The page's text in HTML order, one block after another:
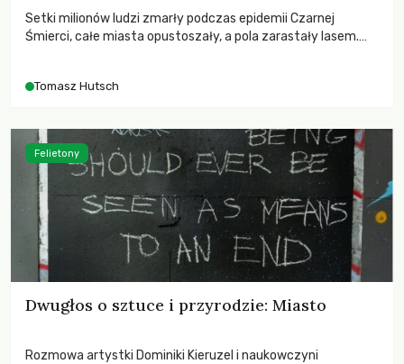
Setki milionów ludzi zmarły podczas epidemii Czarnej
Śmierci, całe miasta opustoszały, a pola zarastały lasem.
największych katastrof w swoich dziejach.
Tomasz Hutsch
Dwugłos o sztuce i przyrodzie: Miasto
Rozmowa artystki Dominiki Kieruzel i naukowczyni
Felietony